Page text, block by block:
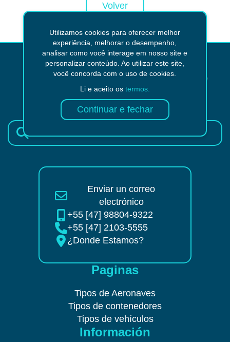
Volver
¿No encontraste lo que
estabas buscando?
Enviar un correo
electrónico
+55 [47] 98804-9322
+55 [47] 2103-5555
¿Donde Estamos?
Paginas
Tipos de Aeronaves
Tipos de contenedores
Tipos de vehículos
Información
Utilizamos cookies para oferecer melhor
experiência, melhorar o desempenho,
analisar como você interage em nosso site e
personalizar conteúdo. Ao utilizar este site,
você concorda com o uso de cookies.
Li e aceito os termos.